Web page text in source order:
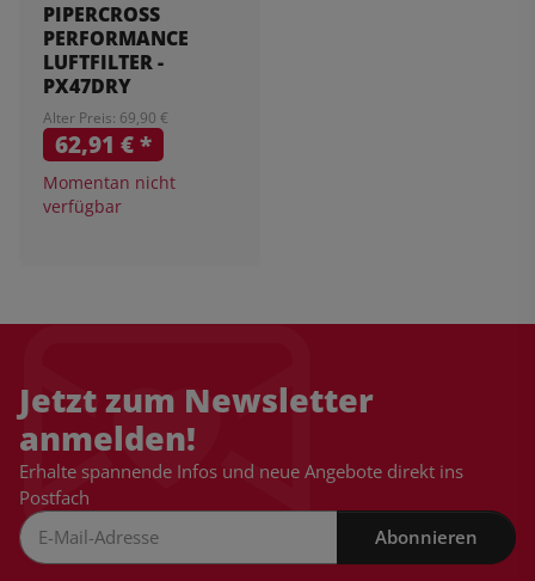
PIPERCROSS
PERFORMANCE
LUFTFILTER -
PX47DRY
Alter Preis: 69,90 €
62,91 €*
Momentan nicht
verfügbar
Jetzt zum Newsletter
anmelden!
Erhalte spannende Infos und neue Angebote direkt ins
Postfach
Abonnieren